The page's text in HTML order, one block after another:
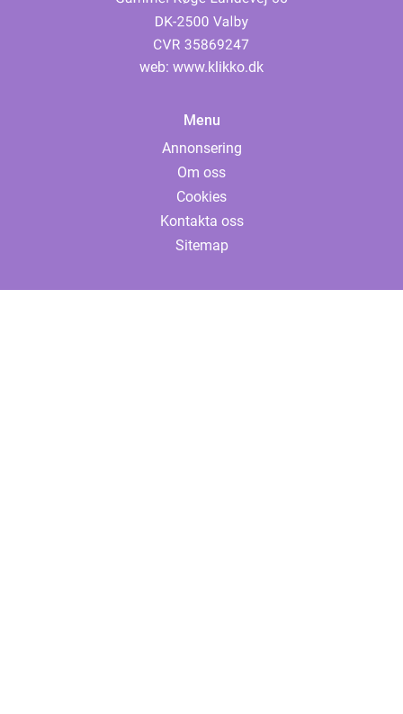
web: www.klikko.dk
Menu
Annonsering
Om oss
Cookies
Kontakta oss
Sitemap